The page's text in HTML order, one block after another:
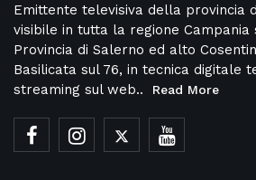
Emittente televisiva della provincia
visibile in tutta la regione Campania
Provincia di Salerno ed alto
Basilicata sul 76, in tecnica digitale
streaming sul web..
Read More